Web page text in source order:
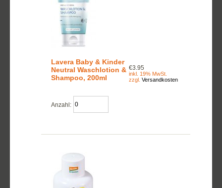
Lavera Baby & Kinder
Neutral Waschlotion &
Shampoo, 200ml
€3.95
inkl. 19% MwSt.
zzgl. Versandkosten
Anzahl: